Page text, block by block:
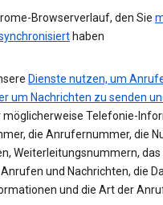
Browserverlauf, den Sie
haben
Dienste nutzen, um
um Nachrichten zu senden
möglicherweise Telefonie-
die Anrufernummer, die
Weiterleitungsnummern, das
und Nachrichten, die
und die Art der